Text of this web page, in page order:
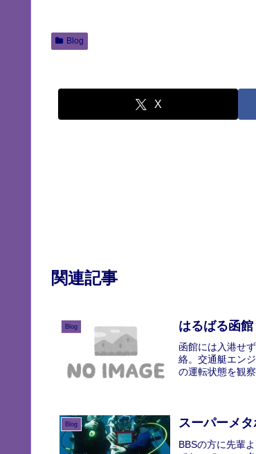
Blog
X
関連記事
Blog はるばる函館
函館には入港せ
絡。交通艇エン
の運転状態を観
Blog スーパーメ
BBSの方に先輩